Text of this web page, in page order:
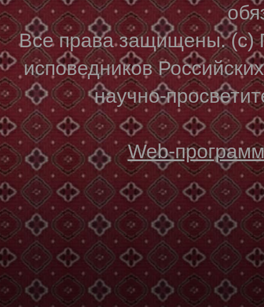
Все права защищены. (с)
исповедников
научно-
Web-